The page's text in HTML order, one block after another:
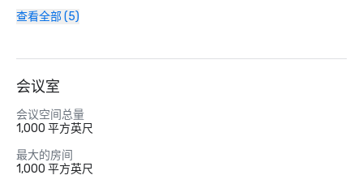
查看全部 (5)
会议室
会议空间总量
1,000 平方英尺
最大的房间
1,000 平方英尺